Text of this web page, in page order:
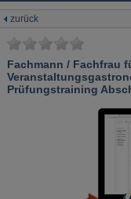
zurück
Fachmann / Fachfrau
Prüfungstraining